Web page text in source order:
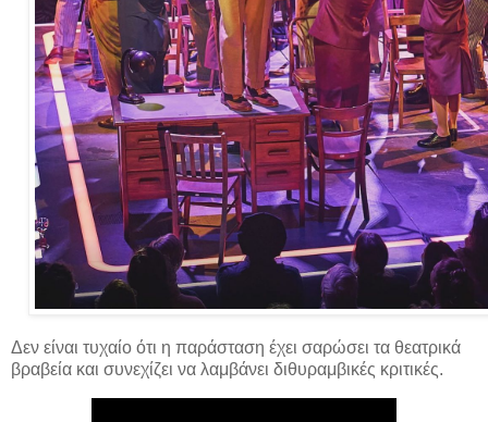
Δεν είναι τυχαίο ότι η παράσταση έχει σαρώσει τα θεατρικά
βραβεία και συνεχίζει να λαμβάνει διθυραμβικές κριτικές.